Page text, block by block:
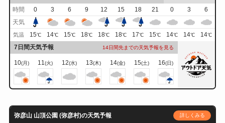
時間
0 3 6 9 12 15 18 21 0 3
6
天気
気温 15℃ 14℃ 15℃ 18℃ 18℃ 18℃ 17℃ 15℃ 14℃ 14℃ 14℃
7日間天気予報 14日間先までの天気予報を見る
10(月) 11(火) 12(水) 13(木) 14(金) 15(土) 16(日)
弥彦山 山頂公園 (弥彦村)の天気予報 詳しくみる